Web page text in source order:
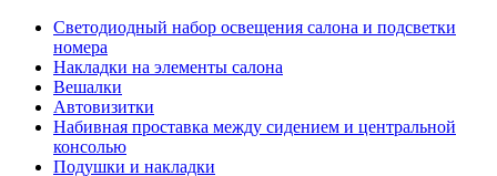
Светодиодный набор освещения салона и подсветки
номера
Накладки на элементы салона
Вешалки
Автовизитки
Набивная проставка между сидением и центральной
консолью
Подушки и накладки